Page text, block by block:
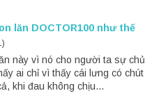
lăn DOCTOR100 như thế
này vì nó cho người ta sự chủ
ai chỉ vì thấy cái lưng có chút
khi đau không chịu...